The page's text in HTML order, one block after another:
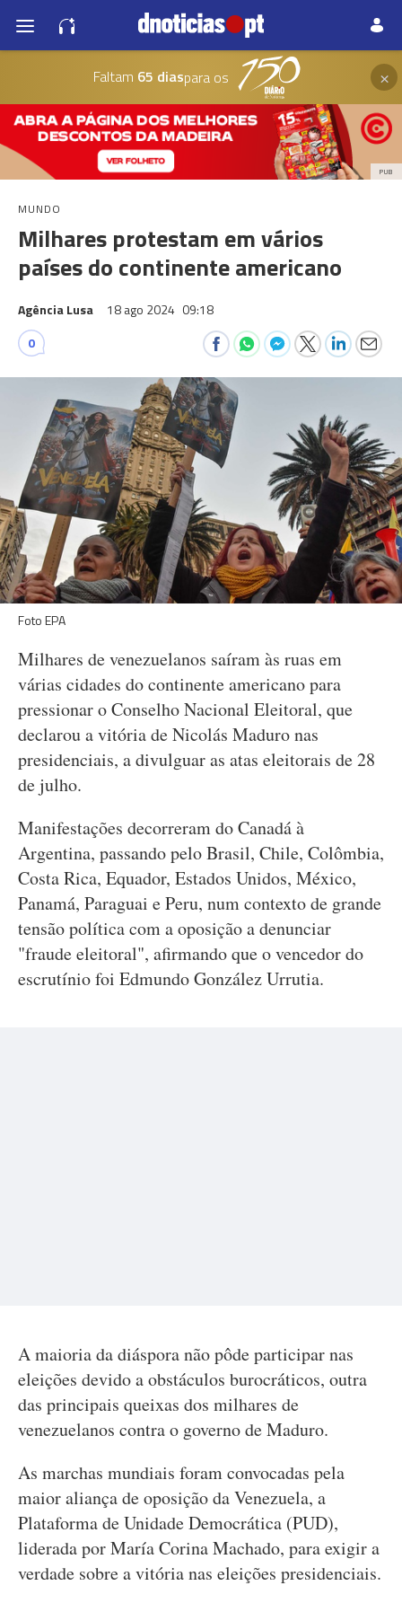
Faltam 65 diaspara os ×
PUB
MUNDO
Milhares protestam em vários
países do continente americano
Agência Lusa 18 ago 2024 09:18
0
Foto EPA
Milhares de venezuelanos saíram às ruas em
várias cidades do continente americano para
pressionar o Conselho Nacional Eleitoral, que
declarou a vitória de Nicolás Maduro nas
presidenciais, a divulguar as atas eleitorais de 28
de julho.
Manifestações decorreram do Canadá à
Argentina, passando pelo Brasil, Chile, Colômbia,
Costa Rica, Equador, Estados Unidos, México,
Panamá, Paraguai e Peru, num contexto de grande
tensão política com a oposição a denunciar
"fraude eleitoral", afirmando que o vencedor do
escrutínio foi Edmundo González Urrutia.
A maioria da diáspora não pôde participar nas
eleições devido a obstáculos burocráticos, outra
das principais queixas dos milhares de
venezuelanos contra o governo de Maduro.
As marchas mundiais foram convocadas pela
maior aliança de oposição da Venezuela, a
Plataforma de Unidade Democrática (PUD),
liderada por María Corina Machado, para exigir a
verdade sobre a vitória nas eleições presidenciais.